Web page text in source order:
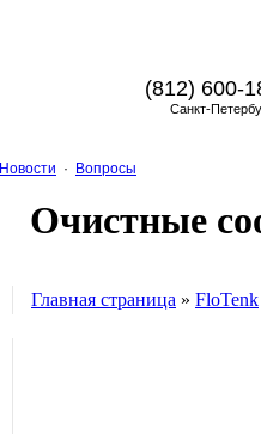
(812) 600-
Санкт-
Новости · Вопросы
Очистные
Главная страница » FloTenk